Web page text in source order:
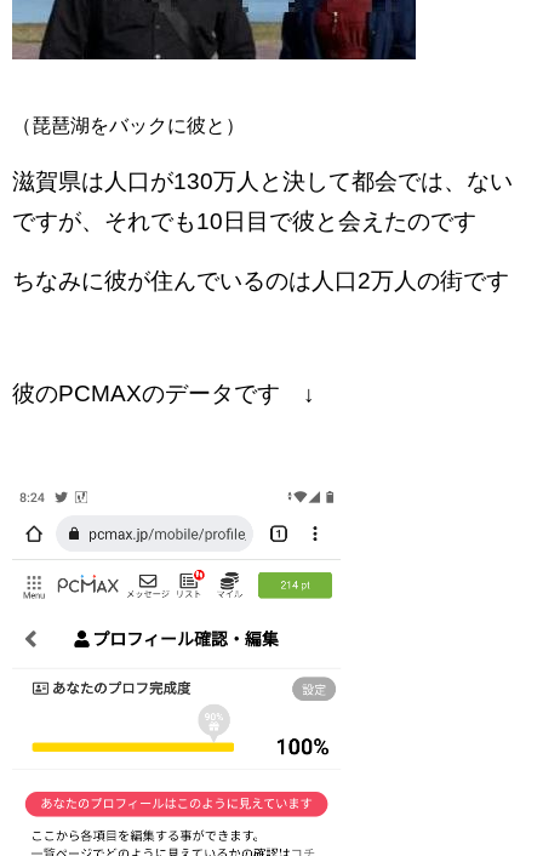
（琵琶湖をバックに彼と）
滋賀県は人口が130万人と決して都会では、ない
ですが、それでも10日目で彼と会えたのです
ちなみに彼が住んでいるのは人口2万人の街です
彼のPCMAXのデータです ↓